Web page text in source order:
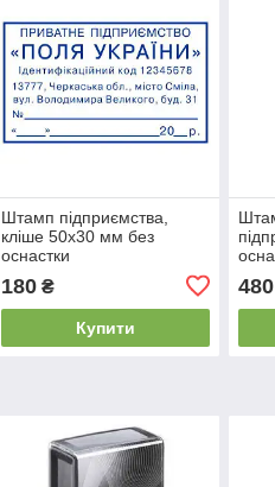
Штамп підприємства,
кліше 50х30 мм без
оснастки
180₴
Купити
480